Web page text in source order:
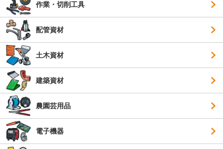
作業・切削工具
配管資材
土木資材
建築資材
農園芸用品
電子機器